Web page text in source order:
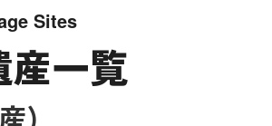
Sites
産一覧
)